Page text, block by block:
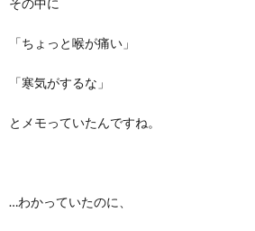
「ちょっと喉が痛い」
「寒気がするな」
とメモっていたんですね。
…わかっていたのに、